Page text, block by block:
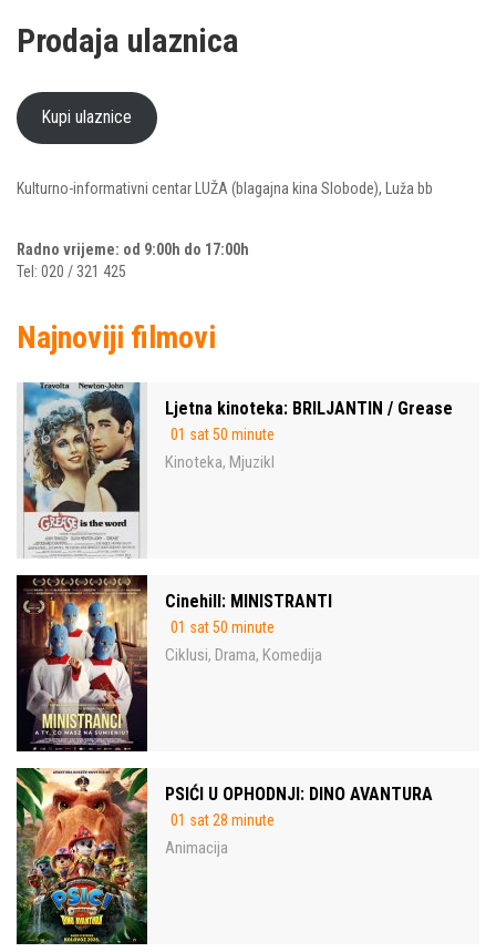
Prodaja ulaznica
Kupi ulaznice
Kulturno-informativni centar LUŽA (blagajna kina Slobode), Luža bb
Radno vrijeme: od 9:00h do 17:00h
Tel: 020 / 321 425
Najnoviji filmovi
Ljetna kinoteka: BRILJANTIN / Grease
01 sat 50 minute
Kinoteka, Mjuzikl
Cinehill: MINISTRANTI
01 sat 50 minute
Ciklusi, Drama, Komedija
PSIĆI U OPHODNJI: DINO AVANTURA
01 sat 28 minute
Animacija